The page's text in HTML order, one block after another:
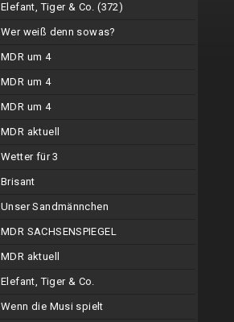
Elefant, Tiger & Co. (372)
Wer weiß denn sowas?
MDR um 4
MDR um 4
MDR um 4
MDR aktuell
Wetter für 3
Brisant
Unser Sandmännchen
MDR SACHSENSPIEGEL
MDR aktuell
Elefant, Tiger & Co.
Wenn die Musi spielt